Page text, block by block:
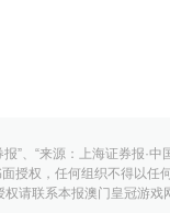
”、“来源：上海证券报·
授权，任何组织不得以
权请联系本报澳门皇冠游